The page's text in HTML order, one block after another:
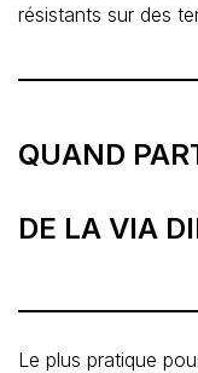
résistants sur des
QUAND
DE LA VIA
Le plus pratique